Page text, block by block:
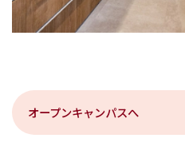
オープンキャンパスへ